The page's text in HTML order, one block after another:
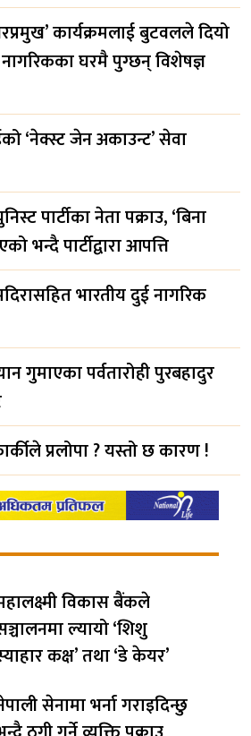
कार्यक्रमलाई बुटवलले दियो
नागरिकका घरमै पुग्छन् विशेषज्ञ
‘नेक्स्ट जेन अकाउन्ट’ सेवा
पार्टीका नेता पक्राउ, ‘बिना
भन्दै पार्टीद्वारा आपत्ति
भारतीय दुई नागरिक
गुमाएका पर्वतारोही पुरबहादुर
प्रलोपा ? यस्तो छ कारण !
विकास बैंकले
ल्यायो ‘शिशु
कक्ष’ तथा ‘डे केयर’
सेनामा भर्ना गराइदिन्छु